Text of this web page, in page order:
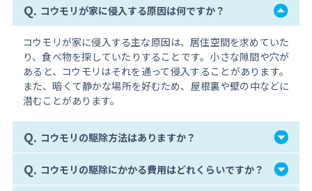
Q. コウモリが家に侵入する原因は何ですか？
コウモリが家に侵入する主な原因は、居住空間を求めていた
り、食べ物を探していたりすることです。小さな隙間や穴が
あると、コウモリはそれを通って侵入することがあります。
また、暗くて静かな場所を好むため、屋根裏や壁の中などに
潜むことがあります。
Q. コウモリの駆除方法はありますか？
Q. コウモリの駆除にかかる費用はどれくらいですか？